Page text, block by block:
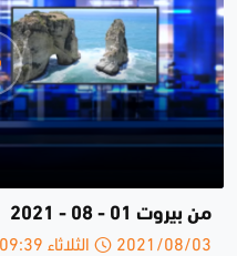
من بيروت 01 - 08 - 2021
2021/08/03 الثلاثاء 09:39 ص